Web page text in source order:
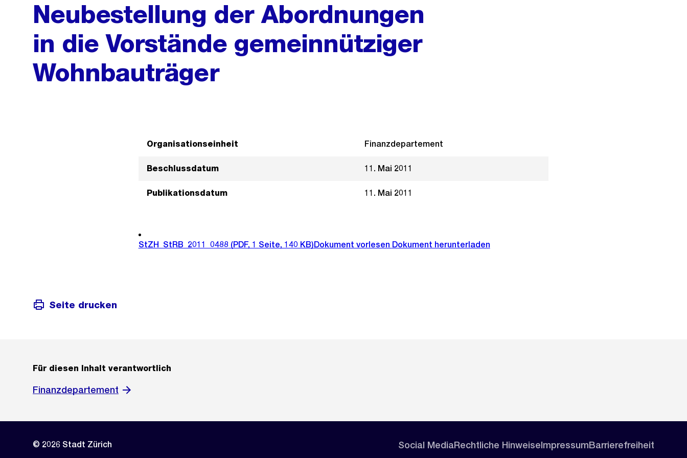
Neubestellung der Abordnungen
in die Vorstände gemeinnütziger
Wohnbauträger
Organisationseinheit Finanzdepartement
Beschlussdatum 11. Mai 2011
Publikationsdatum 11. Mai 2011
StZH_StRB_2011_0488 (PDF, 1 Seite, 140 KB)Dokument vorlesen Dokument herunterladen
Seite drucken
Für diesen Inhalt verantwortlich
Finanzdepartement
© 2026 Stadt Zürich Social MediaRechtliche HinweiseImpressumBarrierefreiheit